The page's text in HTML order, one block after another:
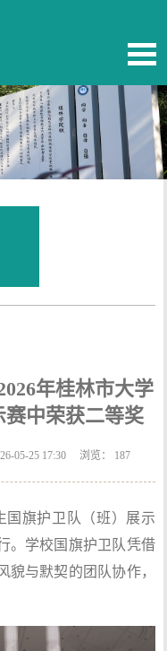
年桂林市大学
中荣获二等奖
05-25 17:30 浏览： 187
国旗护卫队（班）展示
。学校国旗护卫队凭借
貌与默契的团队协作，